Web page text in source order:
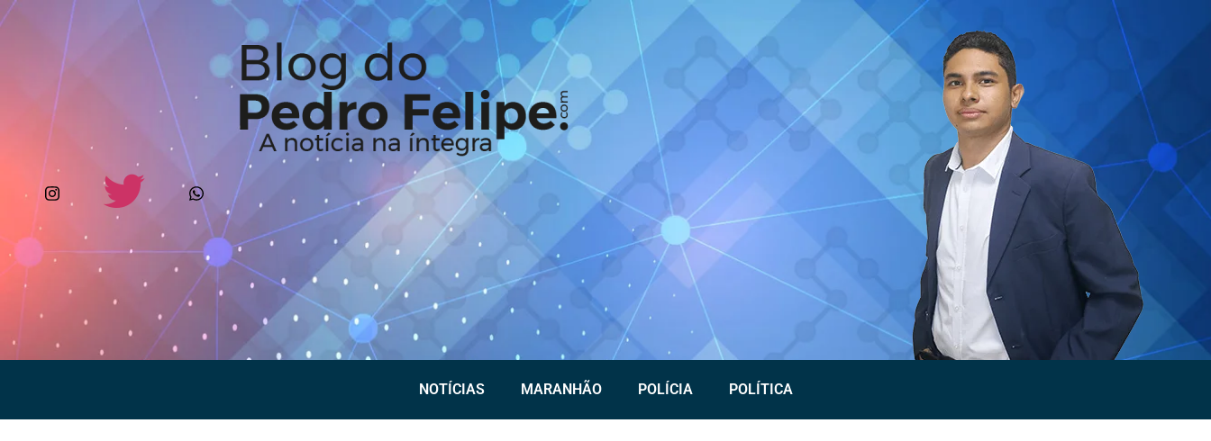
NOTÍCIAS MARANHÃO POLÍCIA POLÍTICA